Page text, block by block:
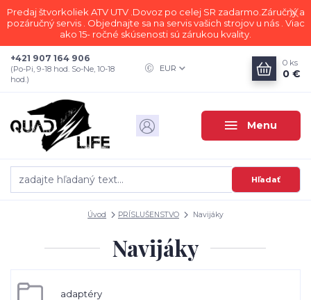
Predaj štvorkoliek ATV UTV .Dovoz po celej SR zadarmo.Záručný a
pozáručný servis . Objednajte sa na servis vašich strojov u nás . Viac
ako 15- ročné skúsenosti sú zárukou kvality.
Menu
EUR
Hľadať
+421 907 164 906
(Po-Pi, 9-18 hod. So-Ne, 10-18
hod.)
0 ks
0 €
Úvod PRÍSLUŠENSTVO Navijáky
Navijáky
adaptéry